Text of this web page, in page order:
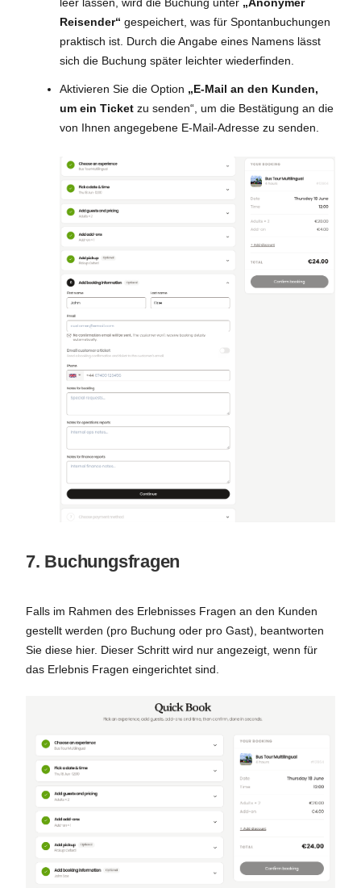
leer lassen, wird die Buchung unter „Anonymer
Reisender“ gespeichert, was für Spontanbuchungen
praktisch ist. Durch die Angabe eines Namens lässt
sich die Buchung später leichter wiederfinden.
Aktivieren Sie die Option „E-Mail an den Kunden,
um ein Ticket zu senden“, um die Bestätigung an die
von Ihnen angegebene E-Mail-Adresse zu senden.
7. Buchungsfragen
Falls im Rahmen des Erlebnisses Fragen an den Kunden
gestellt werden (pro Buchung oder pro Gast), beantworten
Sie diese hier. Dieser Schritt wird nur angezeigt, wenn für
das Erlebnis Fragen eingerichtet sind.